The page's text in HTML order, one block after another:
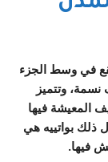
تقع في وسط الجزء
يبلغ عدد سكانها حوالي 90 ألف نسمة، وتتميز
المعيشة فيها
ذلك بواتييه هي
فيها.